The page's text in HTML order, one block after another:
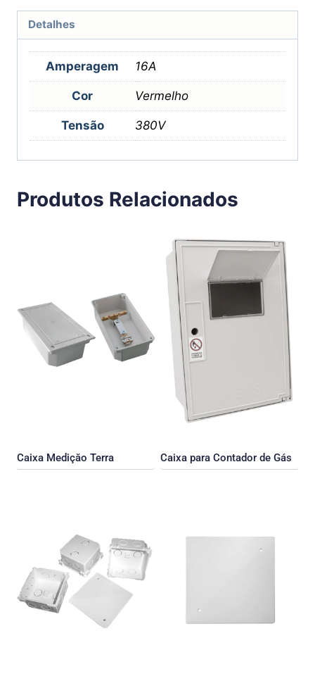
Detalhes
Amperagem 16A
Cor Vermelho
Tensão 380V
Produtos Relacionados
Caixa Mediçăo Terra Caixa para Contador de Gás